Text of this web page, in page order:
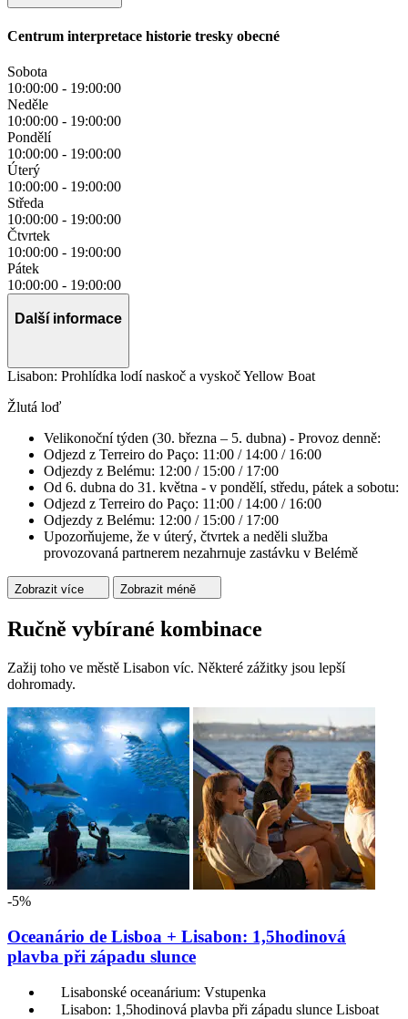
Centrum interpretace historie tresky obecné
Sobota
10:00:00 - 19:00:00
Neděle
10:00:00 - 19:00:00
Pondělí
10:00:00 - 19:00:00
Úterý
10:00:00 - 19:00:00
Středa
10:00:00 - 19:00:00
Čtvrtek
10:00:00 - 19:00:00
Pátek
10:00:00 - 19:00:00
Další informace
Lisabon: Prohlídka lodí naskoč a vyskoč Yellow Boat
Žlutá loď
Velikonoční týden (30. března – 5. dubna) - Provoz denně:
Odjezd z Terreiro do Paço: 11:00 / 14:00 / 16:00
Odjezdy z Belému: 12:00 / 15:00 / 17:00
Od 6. dubna do 31. května - v pondělí, středu, pátek a sobotu:
Odjezd z Terreiro do Paço: 11:00 / 14:00 / 16:00
Odjezdy z Belému: 12:00 / 15:00 / 17:00
Upozorňujeme, že v úterý, čtvrtek a neděli služba
provozovaná partnerem nezahrnuje zastávku v Belémě
Zobrazit více Zobrazit méně
Ručně vybírané kombinace
Zažij toho ve městě Lisabon víc. Některé zážitky jsou lepší
dohromady.
-5%
Oceanário de Lisboa + Lisabon: 1,5hodinová
plavba při západu slunce
Lisabonské oceanárium: Vstupenka
Lisabon: 1,5hodinová plavba při západu slunce Lisboat